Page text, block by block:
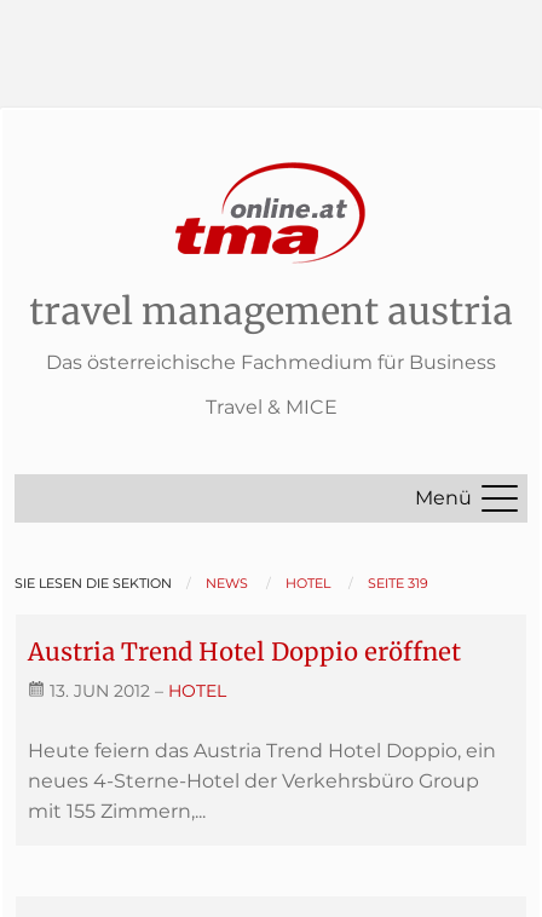
travel management austria
Das österreichische Fachmedium für Business
Travel & MICE
Menü
SIE LESEN DIE SEKTION NEWS HOTEL SEITE 319
Austria Trend Hotel Doppio eröffnet
13. JUN 2012 – HOTEL
Heute feiern das Austria Trend Hotel Doppio, ein
neues 4-Sterne-Hotel der Verkehrsbüro Group
mit 155 Zimmern,...